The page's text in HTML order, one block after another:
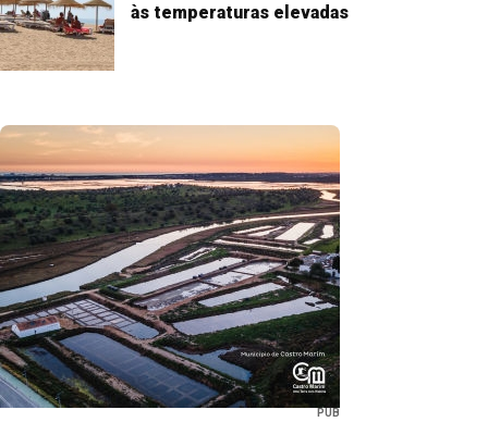
às temperaturas elevadas
PUB